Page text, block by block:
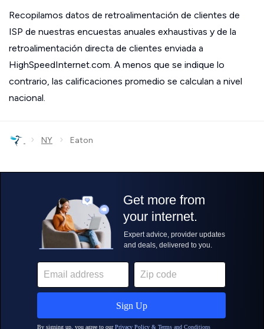
Recopilamos datos de retroalimentación de clientes de
ISP de nuestras encuestas anuales exhaustivas y de la
retroalimentación directa de clientes enviada a
HighSpeedInternet.com. A menos que se indique lo
contrario, las calificaciones promedio se calculan a nivel
nacional.
› NY › Eaton